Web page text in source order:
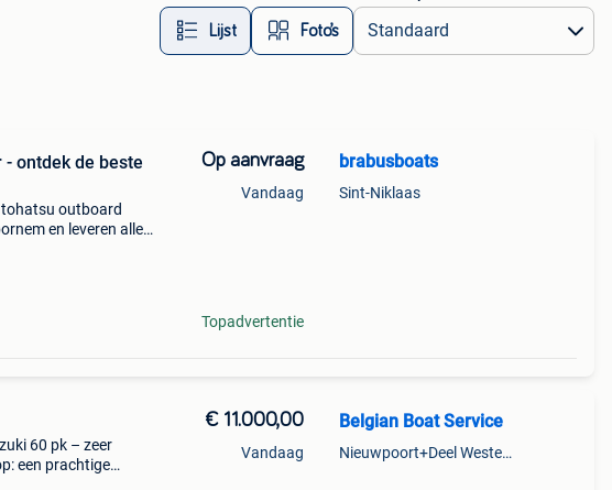
Lijst Foto’s
ontdek de beste
tohatsu outboard
en leveren alle
Op aanvraag
Vandaag
Topadvertentie
brabusboats
Sint-Niklaas
60 pk – zeer
een prachtige
€ 11.000,00
Vandaag
Belgian Boat Service
Nieuwpoort+Deel Westende